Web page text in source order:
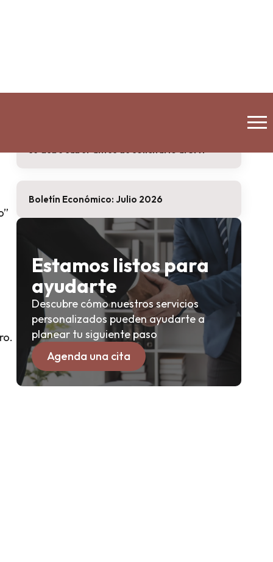
se debe saber antes de solicitarlo al SAT
Boletín Económico: Julio 2026
Estamos listos para
ayudarte
Descubre cómo nuestros servicios
personalizados pueden ayudarte a
planear tu siguiente paso
Agenda una cita